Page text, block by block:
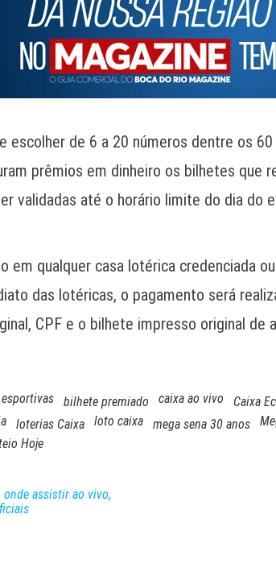
escolher de 6 a 20 números dentre os
prêmios em dinheiro os bilhetes
validadas até o horário limite do dia do
em qualquer casa lotérica credenciada
das lotéricas, o pagamento será
CPF e o bilhete impresso original
bilhete premiado caixa ao vivo Caixa
loterias Caixa loto caixa mega sena 30 anos
Hoje
onde assistir ao vivo,